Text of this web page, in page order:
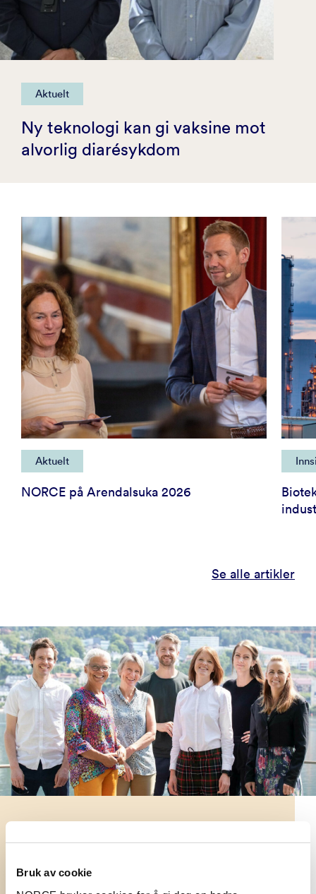
Bruk av cookie
Aktuelt
Ny teknologi kan gi vaksine mot
alvorlig diarésykdom
Aktuelt
NORCE på Arendalsuka 2026
Se alle artikler